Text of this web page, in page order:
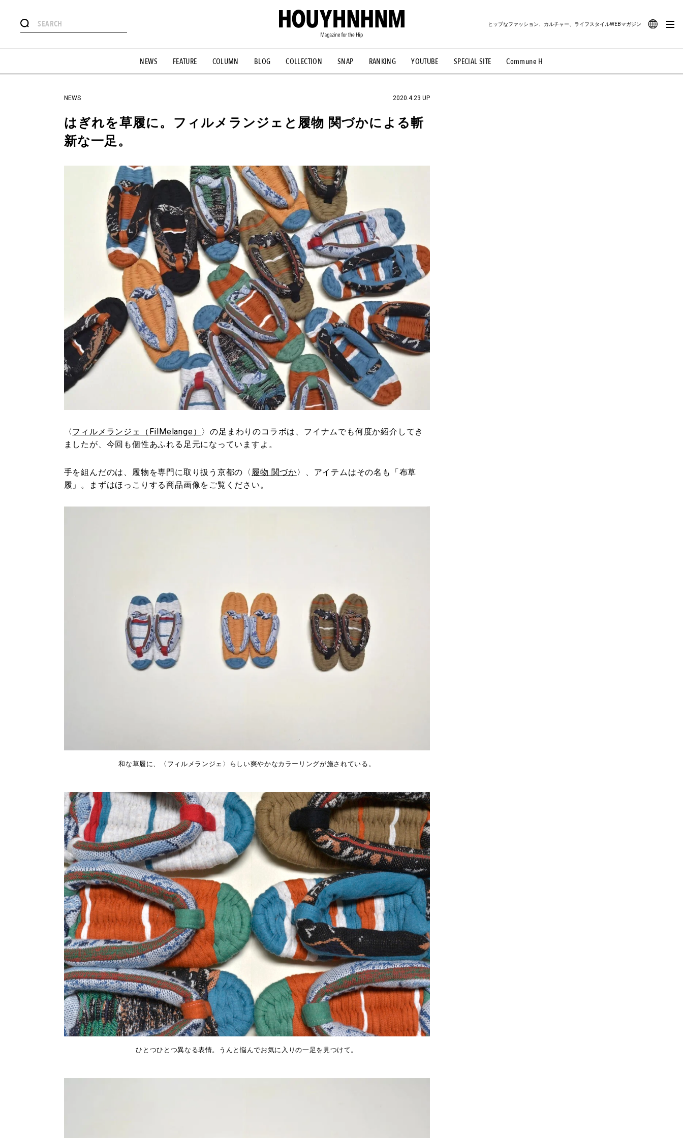
NEWS FEATURE COLUMN BLOG COLLECTION SNAP RANKING YOUTUBE SPECIAL SITE Commune H
ヒップなファッション、カルチャー、ライフスタイルWEBマガジン
#憧れの逸品 #ESSENTIAL DESIGNS #古着サミット #NEW VINTAGE #マイナーグッド図鑑 #路地裏てぃーん。 #MONTHLY JOURNAL
#GH 銘品の所以 #フイナムのYouTube #Commune H #FOCUS IT #AH.H #ととけん #FASHION #MUSIC #MOVIE #LIFESTYLE #SNEAKER #OUTDOOR
#HANDSOME HANDBOOK
NEWS 2020.4.23 UP
はぎれを草履に。フィルメランジェと履物 関づかによる斬
新な一足。
〈フィルメランジェ（FilMelange） 〉の足まわりのコラボは、フイナムでも何度か紹介してき
ましたが、今回も個性あふれる足元になっていますよ。
手を組んだのは、履物を専門に取り扱う京都の〈 履物 関づか〉、アイテムはその名も「布草
履」。まずはほっこりする商品画像をご覧ください。
和な草履に、〈フィルメランジェ〉らしい爽やかなカラーリングが施されている。
ひとつひとつ異なる表情。うんと悩んでお気に入りの一足を見つけて。